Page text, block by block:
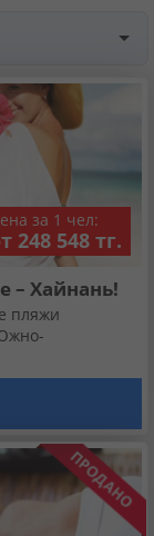
за 1 чел:
248 548 тг.
– Хайнань!
пляжи